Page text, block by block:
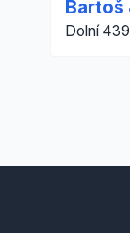
Bartoš
Dolní